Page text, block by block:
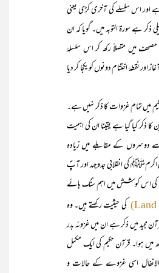
اور اس سلسلے کی آخری کڑی یعنی
ذکر ہے سورۃ التوبہ میں۔ گویا کہ ان
میں متصلاً رکھ کر اس سلسلۂ
نقطۂ اختتام دونوں کو یکجا کر دیا
تمام غزوات کا ذکر نہیں ہے۔
ذکر کیا گیا ہے یقینا ان کی اہمیت
دوسروں کے مقابلے میں زیادہ
اکرمﷺ کی انقلابی جدوجہد اور آپؐ
کی اس کوشش میں اہم سنگ ہائے
کی حیثیت رکھتے ہیں۔ وہ
مجید میں ذکر ہے ان میں غزوئہ بدر
ہے جو رمضان ۲ ھ میں ہوا۔ قرآن حکیم کی ایک مکمل
الانفال اسی غزوے کے حالات و